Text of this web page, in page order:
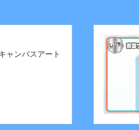
ャンバスアート